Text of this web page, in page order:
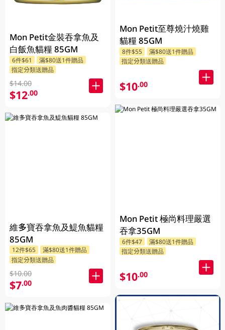
Mon Petit金裝吞拿魚及
白飯魚貓糧 85GM
6件$61
滿$80送1件贈品
指定分類送贈品
$14.00
$12.00
維多寶吞拿魚及鯷魚貓糧
85GM
12件$65
滿$80送1件贈品
指定分類送贈品
$10.00
$7.00
Mon Petit至尊燒汁燒雞
貓糧 85GM
8件$55
滿$80送1件贈品
指定分類送贈品
$10.00
Mon Petit 極尚料理嚴選
吞拿35GM
6件$47
滿$80送1件贈品
指定分類送贈品
$10.00